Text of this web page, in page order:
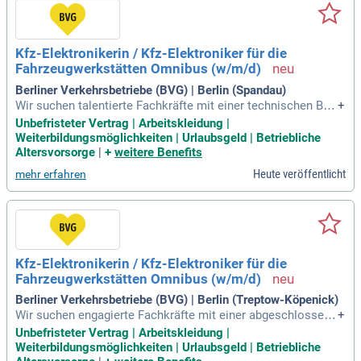
er Herzschlag Berlins und gestalten die Mobilität von morge
n. Mit deinem Engagement verbessern wir gemeinsam die U
mwelt für Mensch und Klima. Werde Teil unserer Vision und
bewirb dich jetzt!
Kfz-Elektronikerin / Kfz-Elektroniker für die
Fahrzeugwerkstätten Omnibus (w/m/d)
Berliner Verkehrsbetriebe (BVG) | Berlin (Spandau)
Wir suchen talentierte Fachkräfte mit einer technischen Ber
ufsausbildung, wie Kfz-Mechatroniker*in oder Kfz-Elektriker*
in, die Erfahrung in der Kraftfahrzeugtechnik haben. Ihre Ken
ntnisse zu Instandhaltungsprozessen und elektronischen Fa
hrzeugsystemen sind gefragt. Wir bieten unbefristete Vollze
it- und Teilzeitstellen mit einer attraktiven Vergütung nach E
ntgeltgruppe 8 TV-N Berlin. Sie arbeiten an unseren Standort
en in Berlin, inklusive Britz, Lichtenberg und Spandau. Wir si
nd der Herzschlag Berlins und gestalten gemeinsam eine na
chhaltige Mobilität von morgen. Kommen Sie zu uns und bri
ngen Sie Mensch und Klima mit Herz und Verstand voran!
+
Unbefristeter Vertrag | Arbeitskleidung |
Weiterbildungsmöglichkeiten | Urlaubsgeld | Betriebliche
Altersvorsorge | + weitere Benefits
mehr erfahren Heute veröffentlicht
Kfz-Elektronikerin / Kfz-Elektroniker für die
Fahrzeugwerkstätten Omnibus (w/m/d)
Berliner Verkehrsbetriebe (BVG) | Berlin (Treptow-Köpenick)
Wir suchen engagierte Fachkräfte mit einer abgeschlossene
n technischen Berufsausbildung, idealerweise als Kfz-Mech
atroniker*in oder Elektroniker*in für Systeme. Fundierte Ken
+
Unbefristeter Vertrag | Arbeitskleidung |
Weiterbildungsmöglichkeiten | Urlaubsgeld | Betriebliche